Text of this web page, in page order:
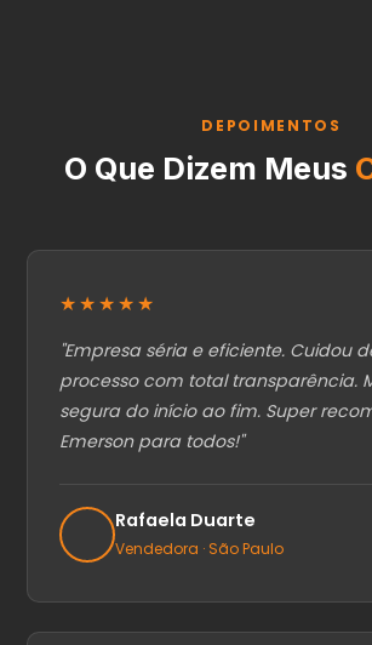
DEPOIMENTOS
O Que Dizem Meus
★★★★★
"Empresa séria e eficiente. Cuidou
processo com total transparência.
segura do início ao fim. Super
Emerson para todos!"
Rafaela Duarte
Vendedora · São Paulo